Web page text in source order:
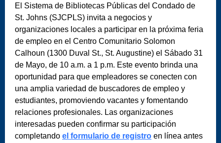
El Sistema de Bibliotecas Públicas del Condado de
St. Johns (SJCPLS) invita a negocios y
organizaciones locales a participar en la próxima feria
de empleo en el Centro Comunitario Solomon
Calhoun (1300 Duval St., St. Augustine) el Sábado 31
de Mayo, de 10 a.m. a 1 p.m. Este evento brinda una
oportunidad para que empleadores se conecten con
una amplia variedad de buscadores de empleo y
estudiantes, promoviendo vacantes y fomentando
relaciones profesionales. Las organizaciones
interesadas pueden confirmar su participación
completando el formulario de registro en línea antes